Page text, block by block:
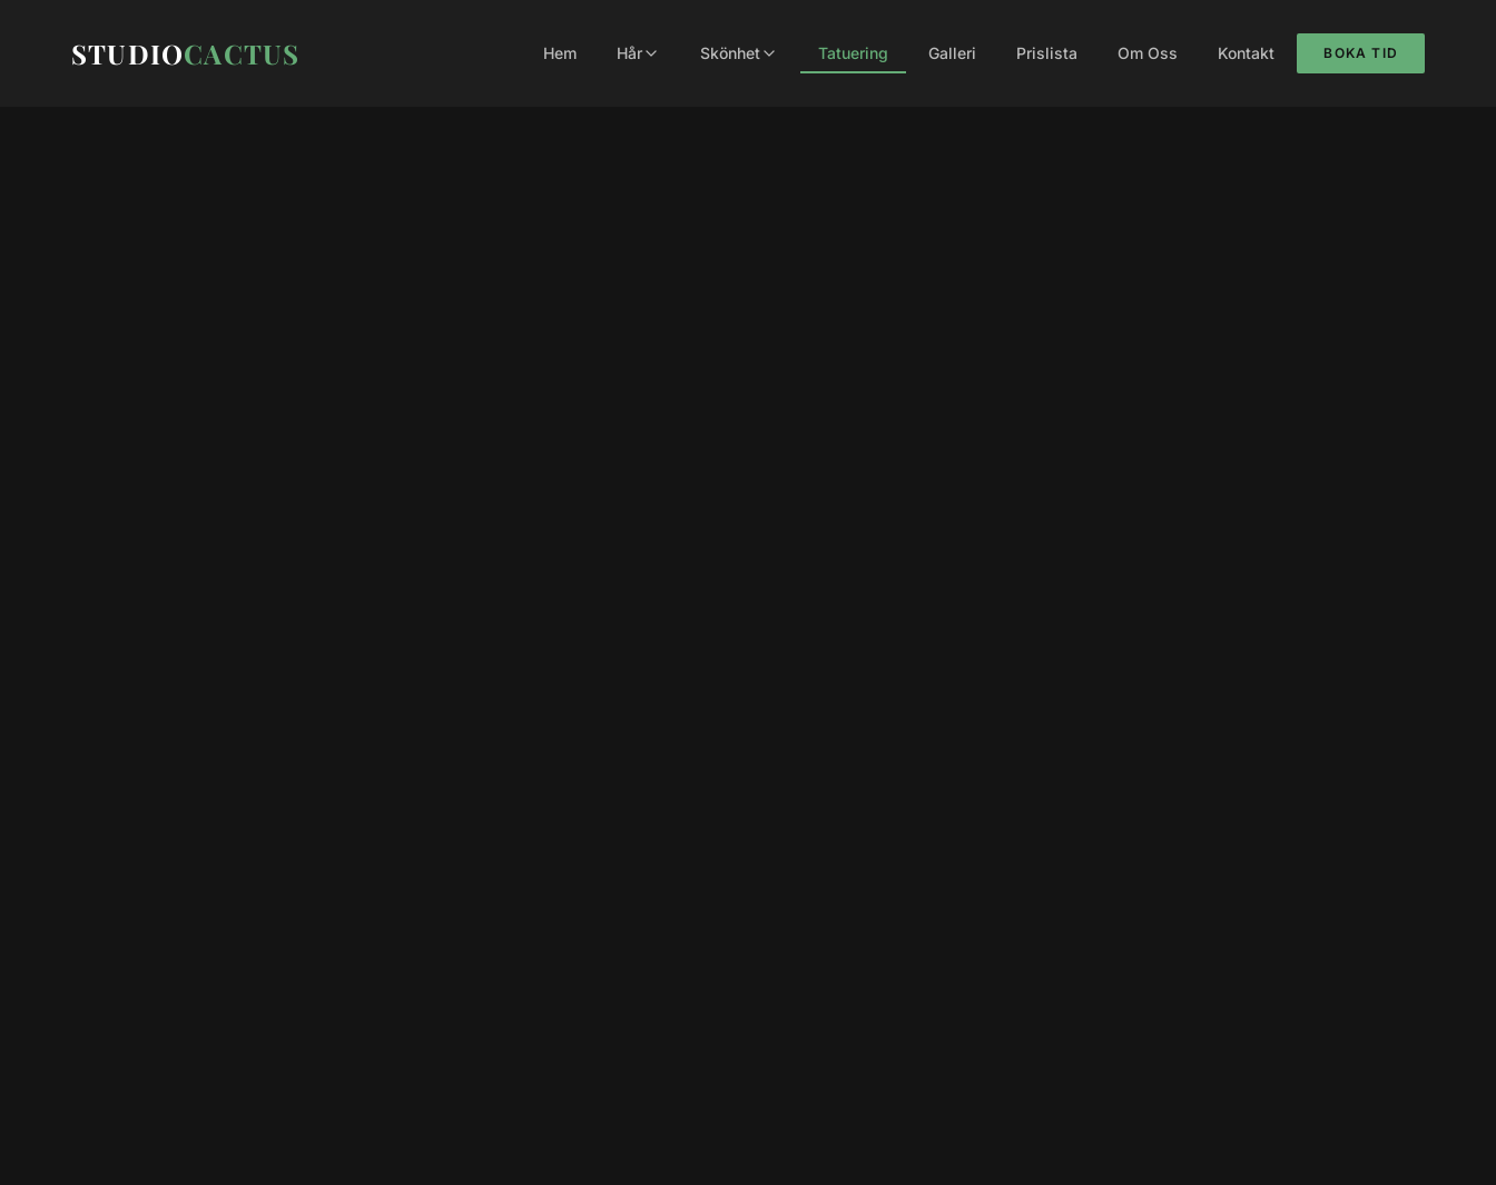
STUDIOCACTUS Hem Hår Skönhet Tatuering Galleri Prislista Om Oss Kontakt BOKA TID